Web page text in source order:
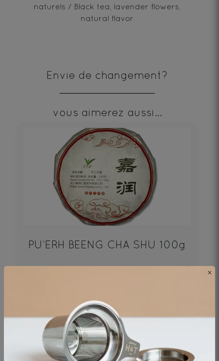
naturels / Black tea, lavender flowers,
natural flavor
Envie de changement?
vous aimerez aussi...
PU‘ERH BEENG CHA SHU 100g
19€
DÉCOUVRIR
×